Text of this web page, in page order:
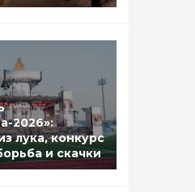
2026»:
лука, конкурс
и скачки